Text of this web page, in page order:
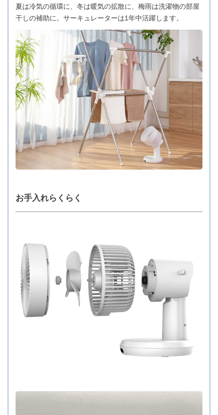
夏は冷気の循環に、冬は暖気の拡散に、梅雨は洗濯物の部屋
干しの補助に。サーキュレーターは1年中活躍します。
お手入れらくらく